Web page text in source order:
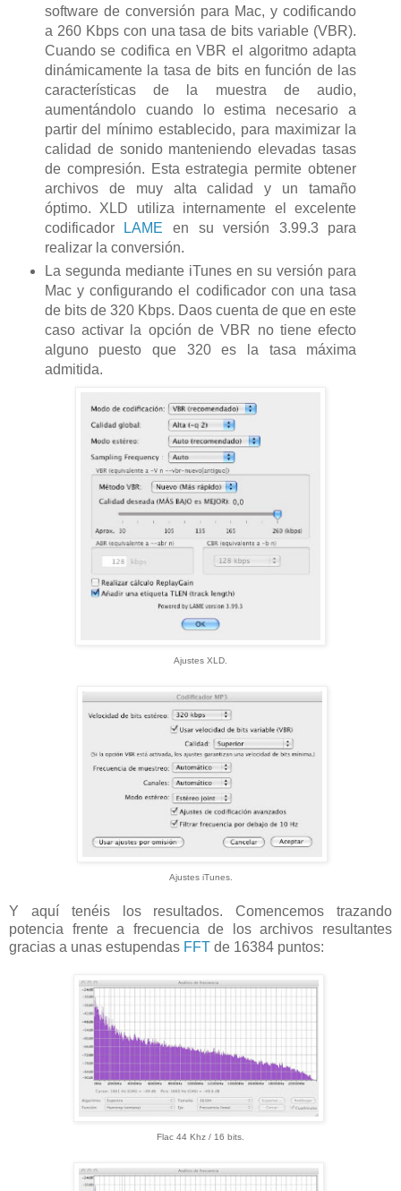
software de conversión para Mac, y codificando
a 260 Kbps con una tasa de bits variable (VBR).
Cuando se codifica en VBR el algoritmo adapta
dinámicamente la tasa de bits en función de las
características de la muestra de audio,
aumentándolo cuando lo estima necesario a
partir del mínimo establecido, para maximizar la
calidad de sonido manteniendo elevadas tasas
de compresión. Esta estrategia permite obtener
archivos de muy alta calidad y un tamaño
óptimo. XLD utiliza internamente el excelente
codificador
LAME en su versión 3.99.3 para
realizar la conversión.
La segunda mediante iTunes en su versión para
Mac y configurando el codificador con una tasa
de bits de 320 Kbps. Daos cuenta de que en este
caso activar la opción de VBR no tiene efecto
alguno puesto que 320 es la tasa máxima
admitida.
Ajustes XLD.
Ajustes iTunes.
Y aquí tenéis los resultados. Comencemos trazando
potencia frente a frecuencia de los archivos resultantes
gracias a unas estupendas FFT de 16384 puntos:
Flac 44 Khz / 16 bits.